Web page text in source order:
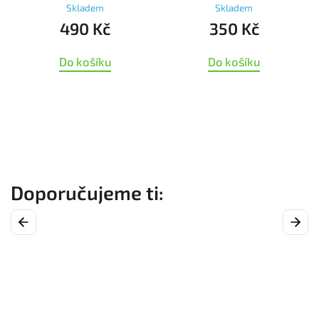
Skladem
490 Kč
Do košíku
Skladem
350 Kč
Do košíku
Previous Next